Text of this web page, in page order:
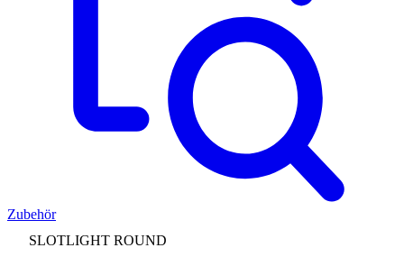
Zubehör
SLOTLIGHT ROUND